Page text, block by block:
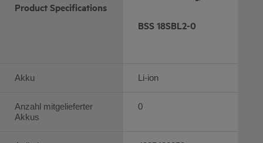
Product Specifications
Akku
Anzahl mitgelieferter
Akkus
BSS 18SBL2-0
Li-ion
0